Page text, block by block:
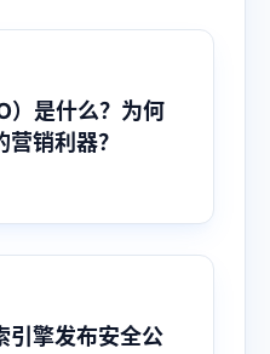
）是什么？为何
销利器？
引擎发布安全公